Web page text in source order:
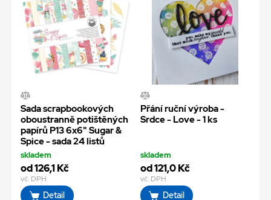
Sada scrapbookových
oboustranně potištěných
papírů P13 6x6" Sugar &
Spice - sada 24 listů
skladem
od 126,1 Kč
vč. DPH
Detail
Přání ruční výroba -
Srdce - Love - 1 ks
skladem
od 121,0 Kč
vč. DPH
Detail